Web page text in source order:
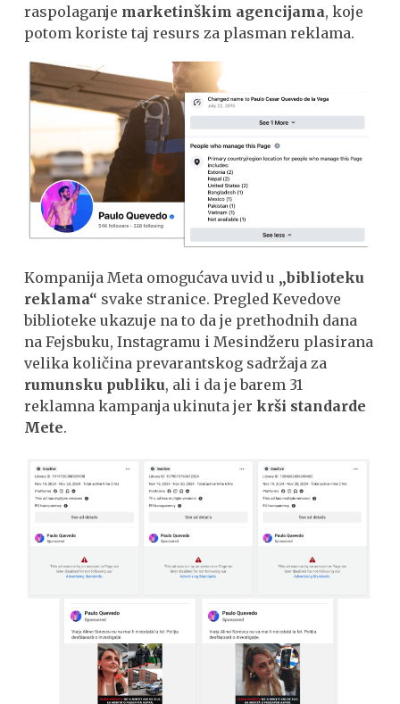
raspolaganje marketinškim agencijama, koje
potom koriste taj resurs za plasman reklama.
Kompanija Meta omogućava uvid u „biblioteku
reklama“ svake stranice. Pregled Kevedove
biblioteke ukazuje na to da je prethodnih dana
na Fejsbuku, Instagramu i Mesindžeru plasirana
velika količina prevarantskog sadržaja za
rumunsku publiku, ali i da je barem 31
reklamna kampanja ukinuta jerkrši standarde
Mete.